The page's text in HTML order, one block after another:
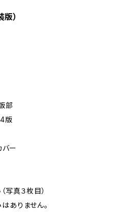
）
部
版
ー
写真３枚目）
ありません。